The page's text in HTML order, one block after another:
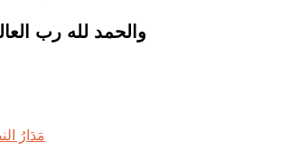
والحمد لله رب
مَدَارُ